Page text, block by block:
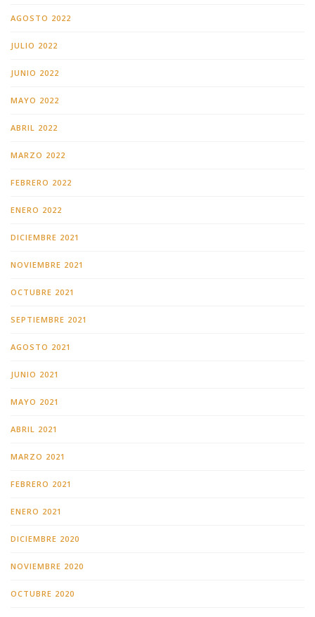
AGOSTO 2022
JULIO 2022
JUNIO 2022
MAYO 2022
ABRIL 2022
MARZO 2022
FEBRERO 2022
ENERO 2022
DICIEMBRE 2021
NOVIEMBRE 2021
OCTUBRE 2021
SEPTIEMBRE 2021
AGOSTO 2021
JUNIO 2021
MAYO 2021
ABRIL 2021
MARZO 2021
FEBRERO 2021
ENERO 2021
DICIEMBRE 2020
NOVIEMBRE 2020
OCTUBRE 2020